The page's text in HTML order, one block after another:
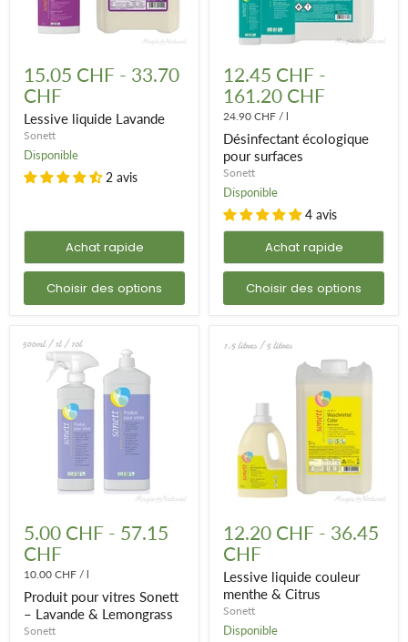
liquide
Lavande
15.05 CHF - 33.70
CHF
Lessive liquide Lavande
Sonett
Disponible
2 avis
Achat rapide
Choisir des options
écologique
pour
surfaces
12.45 CHF -
161.20 CHF
24.90 CHF / l
Désinfectant écologique
pour surfaces
Sonett
Disponible
4 avis
Achat rapide
Choisir des options
pour
vitres
Sonett
–
Lavande
&
Lemongrass
5.00 CHF - 57.15
CHF
10.00 CHF / l
Produit pour vitres Sonett
– Lavande & Lemongrass
Sonett
liquide
couleur
menthe
&
Citrus
12.20 CHF - 36.45
CHF
Lessive liquide couleur
menthe & Citrus
Sonett
Disponible